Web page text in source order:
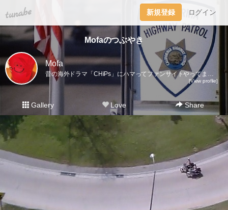
tuna.be 新規登録 ログイン
Mofaのつぶやき
Mofa
昔の海外ドラマ「CHiPs」にハマってファンサイトやってます。英語好きで洋画、海外ドラマは字幕派。字幕無しで見られるようになるのが理想。CHiPsファンサイト： https://bit.ly/3lwjE5oTwitter : https://twitter.com/CHiPsFunBoxFacebookページ : https://bit.ly/3prwuEaインスタ : https://bit.ly/3lqliW5YouTube：https://bit.ly/32IyUou
[View profile]
Gallery Love Share